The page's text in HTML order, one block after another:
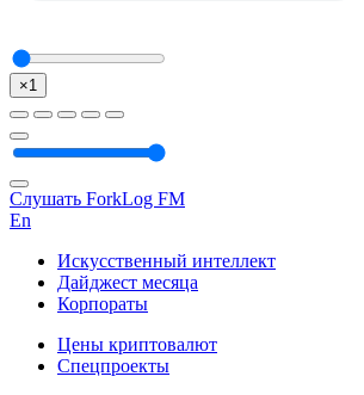
×1
Слушать ForkLog FM
En
Искусственный интеллект
Дайджест месяца
Корпораты
Цены криптовалют
Спецпроекты